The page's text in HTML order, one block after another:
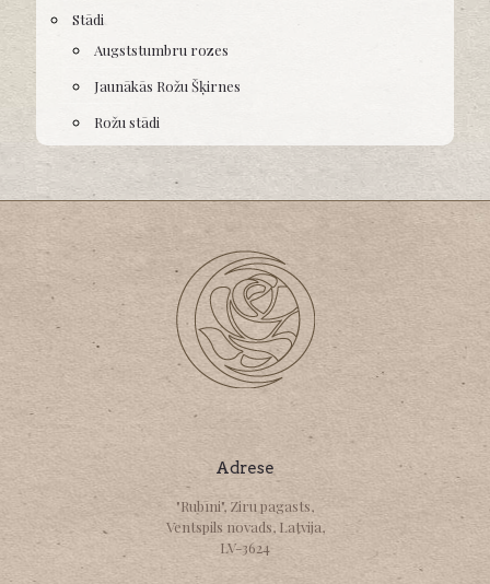
Stādi
Augststumbru rozes
Jaunākās Rožu Šķirnes
Rožu stādi
Adrese
"Rubīni", Ziru pagasts,
Ventspils novads, Latvija,
LV-3624